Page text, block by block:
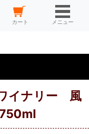
カート メニュー
イナリー 風